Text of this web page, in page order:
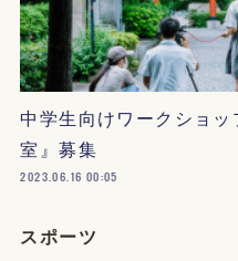
中学生向けワークショ
室』募集
2023.06.16 00:05
スポーツ